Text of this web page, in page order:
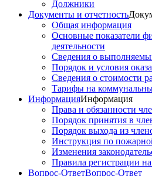
Должники
Документы и отчетность
Общая информация
Основные показатели
деятельности
Сведения о
Порядок и условия
Сведения о стоимости
Тарифы на
ИнформацияИнформация
Права и обязанности
Порядок принятия в
Порядок выхода из
Инструкция по
Изменения
Правила регистрации на
Вопрос-ОтветВопрос-Ответ